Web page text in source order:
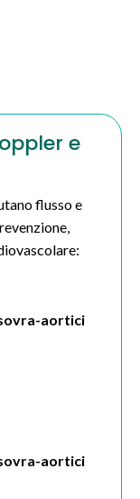
e
flusso e
aortici
aortici